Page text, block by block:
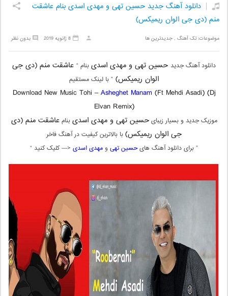
دانلود آهنگ جدید حسین تهی و مهدی اسدی بنام عاشقت
منم (دی جی الوان ریمیکس)
موضوعات:تک آهنگ ,جدیدترین ها بدون نظر 8 ژانویه 2019
دانلود آهنگ جدید حسین تهی و مهدی اسدیبنام “ عاشقت منم (دی جی
الوان ریمیکس) ” با لینک مستقیم
Download New Music Tohi –Asheghet Manam (Ft Mehdi Asadi) (Dj
Elvan Remix)
موزیک جدید و بسیار زیبایحسین تهی و مهدی اسدیبنام عاشقت منم (دی
جی الوان ریمیکس)با بالاترین کیفیت در آهنگ فاخر
” برای دانلود آهنگ هایحسین تهی ومهدی اسدی <— کلیک کنید “